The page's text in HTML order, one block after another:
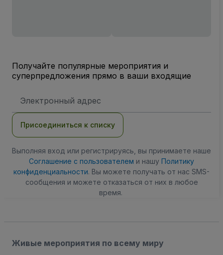
Получайте популярные мероприятия и
суперпредложения прямо в ваши входящие
электронной
Присоединиться к списку
Выполняя вход или регистрируясь, вы принимаете наше
Соглашение с пользователем и нашу Политику
конфиденциальности. Вы можете получать от нас SMS-
сообщения и можете отказаться от них в любое
время.
Живые мероприятия по всему миру